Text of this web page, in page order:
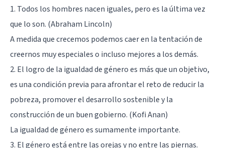
1. Todos los hombres nacen iguales, pero es la última vez
que lo son. (Abraham Lincoln)
A medida que crecemos podemos caer en la tentación de
creernos muy especiales o incluso mejores a los demás.
2. El logro de la igualdad de género es más que un objetivo,
es una condición previa para afrontar el reto de reducir la
pobreza, promover el desarrollo sostenible y la
construcción de un buen gobierno. (Kofi Anan)
La igualdad de género es sumamente importante.
3. El género está entre las orejas y no entre las piernas.